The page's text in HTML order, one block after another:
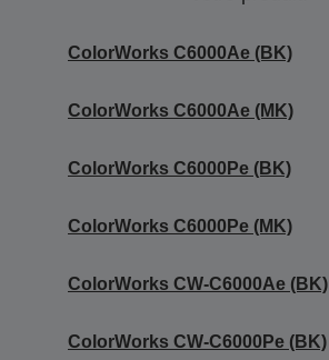
ColorWorks C6000Ae (BK)
ColorWorks C6000Ae (MK)
ColorWorks C6000Pe (BK)
ColorWorks C6000Pe (MK)
ColorWorks CW-C6000Ae (BK)
ColorWorks CW-C6000Pe (BK)